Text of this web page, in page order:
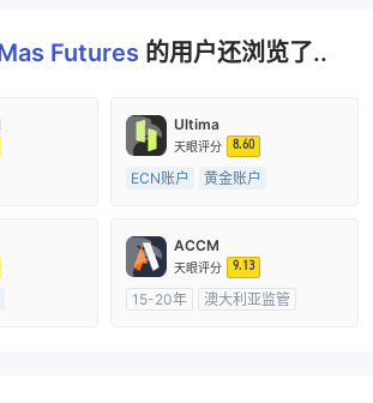
Futures 的用户还浏览了..
Ultima
天眼评分 8.60
ECN账户
黄金账户
英国监管
外汇直通牌照 (STP)
主标MT4
ACCM
天眼评分 9.13
15-20年
澳大利亚监管